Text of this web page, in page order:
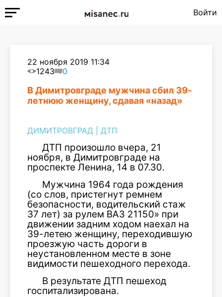
Войти
22 ноября 2019 11:34
1243
0
В Димитровграде мужчина сбил 39-
летнюю женщину, сдавая «назад»
ДИМИТРОВГРАД ДТП
ДТП произошло вчера, 21
ноября, в Димитровграде на
проспекте Ленина, 14 в 07.30.
Мужчина 1964 года рождения
(со слов, пристегнут ремнем
безопасности, водительский стаж
37 лет) за рулем ВАЗ 21150» при
движении задним ходом наехал на
39-летею женщину, переходившую
проезжую часть дороги в
неустановленном месте в зоне
видимости пешеходного перехода.
В результате ДТП пешеход
госпитализирована.